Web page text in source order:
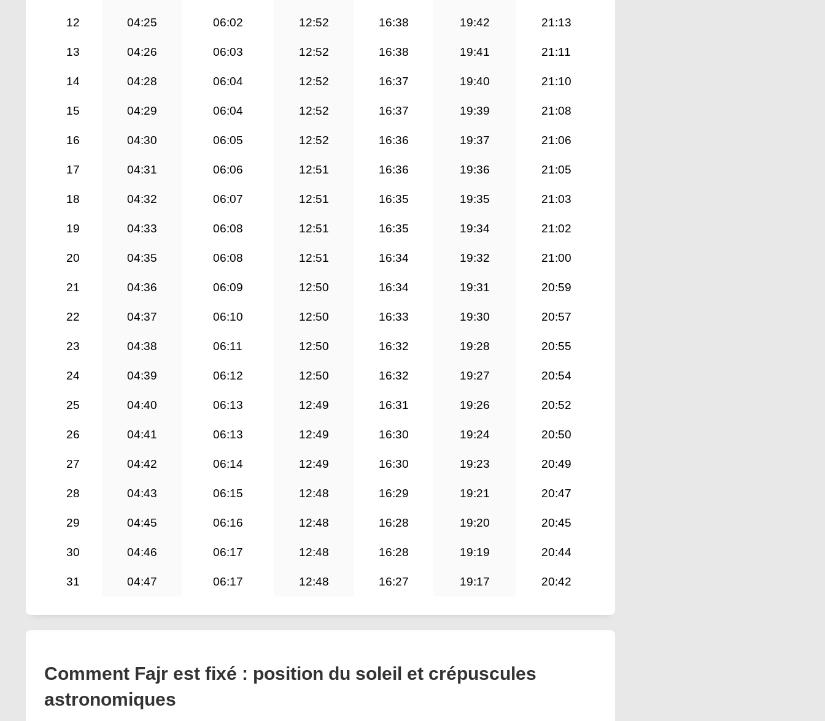
12 04:25 06:02 12:52 16:38 19:42 21:13
13 04:26 06:03 12:52 16:38 19:41 21:11
14 04:28 06:04 12:52 16:37 19:40 21:10
15 04:29 06:04 12:52 16:37 19:39 21:08
16 04:30 06:05 12:52 16:36 19:37 21:06
17 04:31 06:06 12:51 16:36 19:36 21:05
18 04:32 06:07 12:51 16:35 19:35 21:03
19 04:33 06:08 12:51 16:35 19:34 21:02
20 04:35 06:08 12:51 16:34 19:32 21:00
21 04:36 06:09 12:50 16:34 19:31 20:59
22 04:37 06:10 12:50 16:33 19:30 20:57
23 04:38 06:11 12:50 16:32 19:28 20:55
24 04:39 06:12 12:50 16:32 19:27 20:54
25 04:40 06:13 12:49 16:31 19:26 20:52
26 04:41 06:13 12:49 16:30 19:24 20:50
27 04:42 06:14 12:49 16:30 19:23 20:49
28 04:43 06:15 12:48 16:29 19:21 20:47
29 04:45 06:16 12:48 16:28 19:20 20:45
30 04:46 06:17 12:48 16:28 19:19 20:44
31 04:47 06:17 12:48 16:27 19:17 20:42
Comment Fajr est fixé : position du soleil et crépuscules
astronomiques